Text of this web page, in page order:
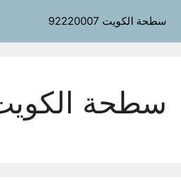
سطحة الكويت 92220007
سطحة الكويت